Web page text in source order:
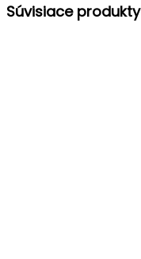
Súvisiace produkty